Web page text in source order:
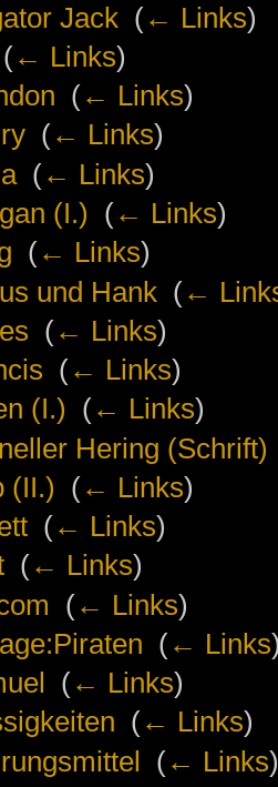
Jack‎ (← Links)
(← Links)
(← Links)
‎ (← Links)
‎ (← Links)
(I.)
(← Links)
(← Links)
und Hank‎ (←
(← Links)
(← Links)
(I.)
(← Links)
Hering (Schrift)
(II.)
(← Links)
‎ (← Links)
‎ (← Links)
(← Links)
(← Links
(← Links)
(← Links)
(← Links)